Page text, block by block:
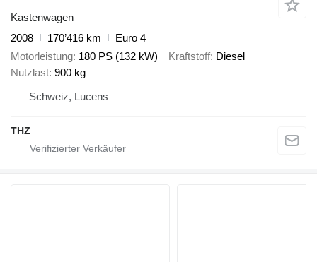
Kastenwagen
2008
170’416 km
Euro 4
Motorleistung 180 PS (132 kW) Kraftstoff Diesel
Nutzlast 900 kg
Schweiz, Lucens
THZ